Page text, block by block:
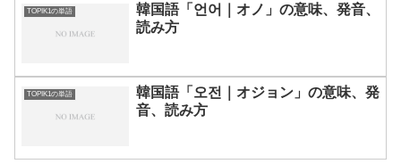
TOPIK1の単語
韓国語「언어｜オノ」の意味、発音、
読み方
TOPIK1の単語
韓国語「오전｜オジョン」の意味、発
音、読み方